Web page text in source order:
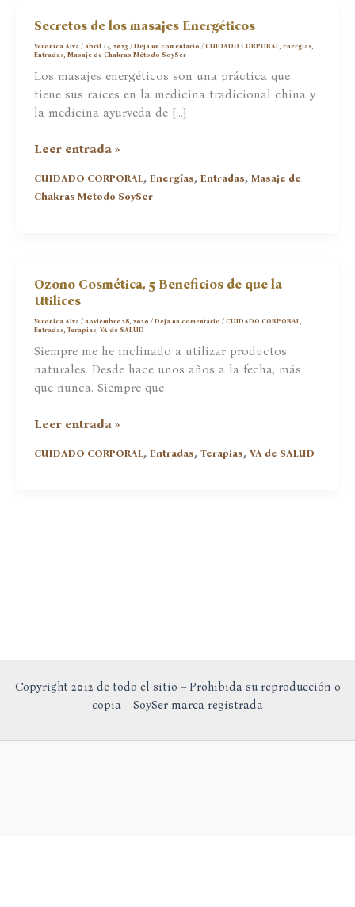
Secretos de los masajes Energéticos
Veronica Alva/ abril 14, 2023/Deja un comentario /CUIDADO CORPORAL,Energías,
Entradas,Masaje de Chakras Método SoySer
Los masajes energéticos son una práctica que
tiene sus raíces en la medicina tradicional china y
la medicina ayurveda de […]
Secretos
los
masajes
Leer entrada »
CUIDADO CORPORAL,Energías,Entradas,Masaje de
Chakras Método SoySer
Ozono Cosmética, 5 Beneficios de que la
Utilices
Veronica Alva/noviembre 28, 2020/Deja un comentario /CUIDADO CORPORAL,
Entradas,Terapias,VA de SALUD
Siempre me he inclinado a utilizar productos
naturales. Desde hace unos años a la fecha, más
que nunca. Siempre que
Ozono
5
Leer entrada »
CUIDADO CORPORAL,Entradas,Terapias,VA de SALUD
Copyright 2012 de todo el sitio – Prohibida su reproducción o
copia – SoySer marca registrada